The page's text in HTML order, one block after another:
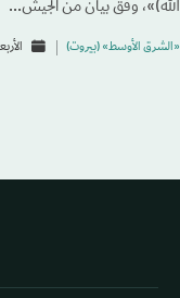
الله)»، وفق بيان من الجيش...
«الشرق الأوسط» (بيروت) الأربعاء 05/